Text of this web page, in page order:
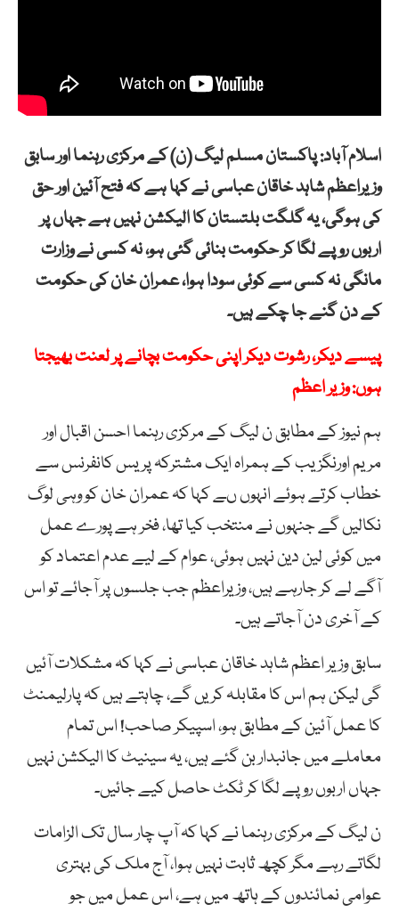
اسلام آباد: پاکستان مسلم لیگ (ن) کے مرکزی رہنما اور سابق
وزیراعظم شاہد خاقان عباسی نے کہا ہے کہ فتح آئین اور حق
کی ہوگی، یہ گلگت بلتستان کا الیکشن نہیں ہے جہاں پر
اربوں روپے لگا کر حکومت بنائی گئی ہو، نہ کسی نے وزارت
مانگی نہ کسی سے کوئی سودا ہوا، عمران خان کی حکومت
کے دن گنے جا چکے ہیں۔
پیسے دیکر، رشوت دیکر اپنی حکومت بچانے پر لعنت بھیجتا
ہوں: وزیر اعظم
ہم نیوز کے مطابق ن لیگ کے مرکزی رہنما احسن اقبال اور
مریم اورنگزیب کے ہمراہ ایک مشترکہ پریس کانفرنس سے
خطاب کرتے ہوئے انہوں ںے کہا کہ عمران خان کو وہی لوگ
نکالیں گے جنہوں نے منتخب کیا تھا، فخر ہے پورے عمل
میں کوئی لین دین نہیں ہوئی، عوام کے لیے عدم اعتماد کو
آگے لے کر جارہے ہیں، وزیراعظم جب جلسوں پر آجائے تو اس
کے آخری دن آجاتے ہیں۔
سابق وزیر اعظم شاہد خاقان عباسی نے کہا کہ مشکلات آئیں
گی لیکن ہم اس کا مقابلہ کریں گے، چاہتے ہیں کہ پارلیمنٹ
کا عمل آئین کے مطابق ہو، اسپیکر صاحب! اس تمام
معاملے میں جانبدار بن گئے ہیں، یہ سینیٹ کا الیکشن نہیں
جہاں اربوں روپے لگا کر ٹکٹ حاصل کیے جائیں۔
ن لیگ کے مرکزی رہنما نے کہا کہ آپ چار سال تک الزامات
لگاتے رہے مگر کچھ ثابت نہیں ہوا، آج ملک کی بہتری
عوامی نمائندوں کے ہاتھ میں ہے، اس عمل میں جو